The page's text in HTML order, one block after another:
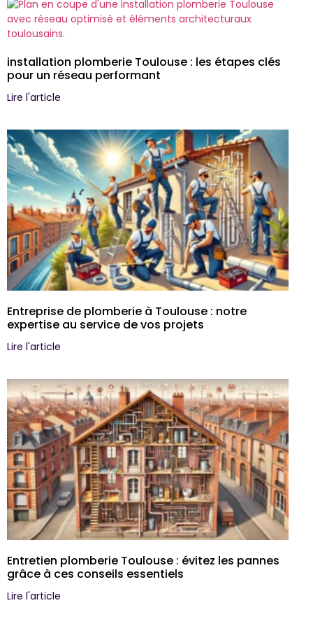
installation plomberie Toulouse : les étapes clés
pour un réseau performant
Lire l'article
Entreprise de plomberie à Toulouse : notre
expertise au service de vos projets
Lire l'article
Entretien plomberie Toulouse : évitez les pannes
grâce à ces conseils essentiels
Lire l'article